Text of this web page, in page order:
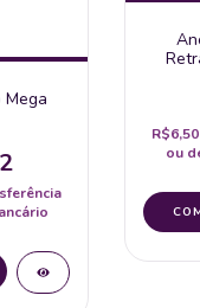
Mega
R$6,50
ou